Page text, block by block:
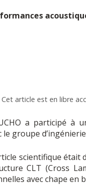
article est en libre
a participé
groupe
scientifique
CLT (Cross
avec chape en